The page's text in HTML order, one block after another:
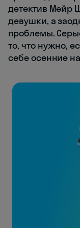
детектив Мейр
девушки, а
проблемы.
то, что нужно,
себе осенние